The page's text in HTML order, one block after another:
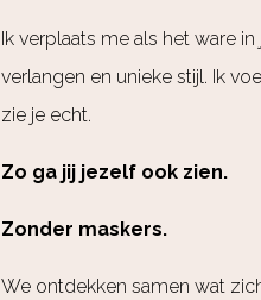
Ik verplaats me als het ware in
verlangen en unieke stijl. Ik
zie je echt.
Zo ga jij jezelf ook zien.
Zonder maskers.
We ontdekken samen wat